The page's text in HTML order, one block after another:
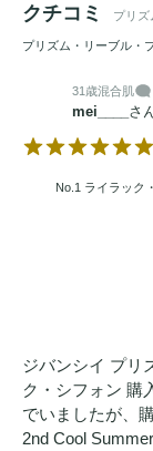
クチコミ プリズ
プリズム・リーブル・
31歳混合肌
mei____ さ
No.1 ライラック
ジバンシイ プリ
ク・シフォン 購
でいましたが、
2nd Cool